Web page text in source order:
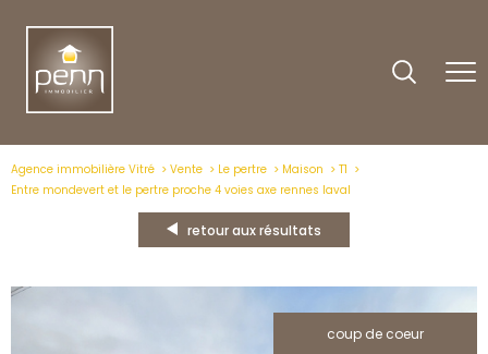
Agence immobilière Vitré Vente Le pertre Maison
T1
Entre mondevert et le pertre proche 4 voies axe rennes laval
retour aux résultats
coup de coeur